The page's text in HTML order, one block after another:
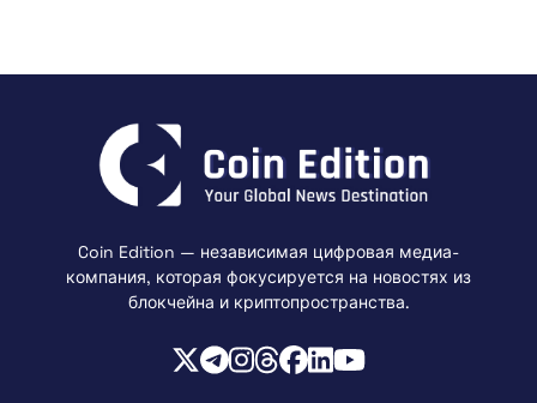
Coin Edition — независимая цифровая медиа-
компания, которая фокусируется на новостях из
блокчейна и криптопространства.